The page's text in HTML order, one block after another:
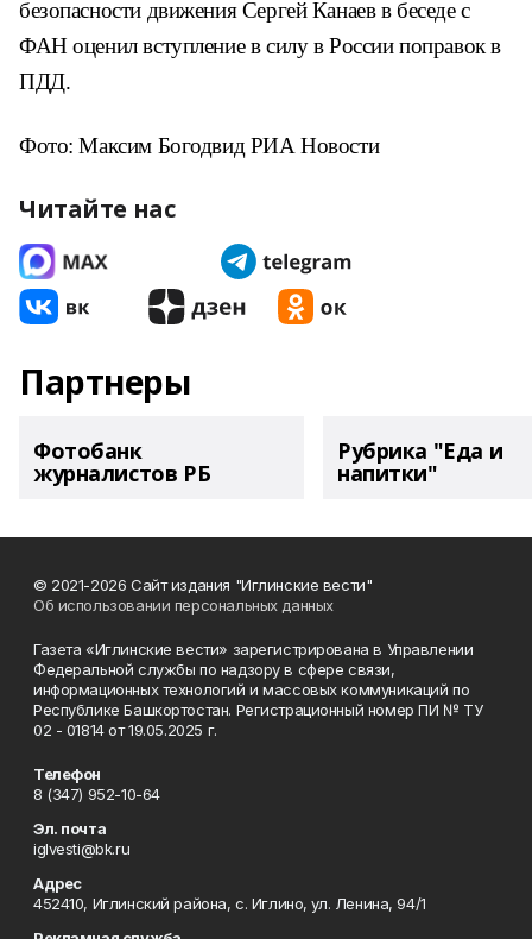
безопасности движения Сергей Канаев в беседе с
ФАН оценил вступление в силу в России поправок в
ПДД.
Фото: Максим Богодвид РИА Новости
Читайте нас
Партнеры
Фотобанк
журналистов РБ
Рубрика "Еда и
напитки"
© 2021-2026 Сайт издания "Иглинские вести"
Об использовании персональных данных
Газета «Иглинские вести» зарегистрирована в Управлении
Федеральной службы по надзору в сфере связи,
информационных технологий и массовых коммуникаций по
Республике Башкортостан. Регистрационный номер ПИ № ТУ
02 - 01814 от 19.05.2025 г.
Телефон
8 (347) 952-10-64
Эл. почта
iglvesti@bk.ru
Адрес
452410, Иглинский района, с. Иглино, ул. Ленина, 94/1